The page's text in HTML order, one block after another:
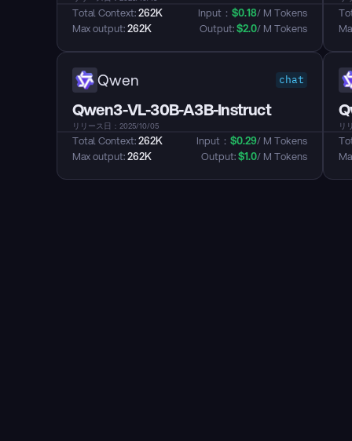
Total Context: 262K
Max output: 262K
Input： $0.18/ M Tokens
Output: $2.0/ M Tokens
Qwen chat
Qwen3-VL-30B-A3B-Instruct
リリース日：2025/10/05
Total Context: 262K
Max output: 262K
Input： $0.29/ M Tokens
Output: $1.0/ M Tokens
リ